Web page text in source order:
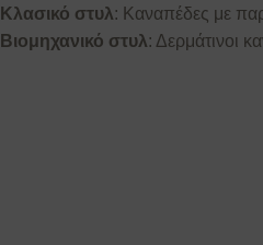
Κλασικό στυλ: Καναπέδες με
Βιομηχανικό στυλ: Δερμάτινοι